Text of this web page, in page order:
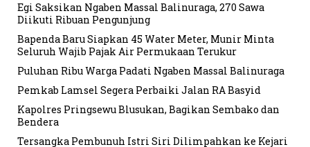
Egi Saksikan Ngaben Massal Balinuraga, 270 Sawa
Diikuti Ribuan Pengunjung
Bapenda Baru Siapkan 45 Water Meter, Munir Minta
Seluruh Wajib Pajak Air Permukaan Terukur
Puluhan Ribu Warga Padati Ngaben Massal Balinuraga
Pemkab Lamsel Segera Perbaiki Jalan RA Basyid
Kapolres Pringsewu Blusukan, Bagikan Sembako dan
Bendera
Tersangka Pembunuh Istri Siri Dilimpahkan ke Kejari